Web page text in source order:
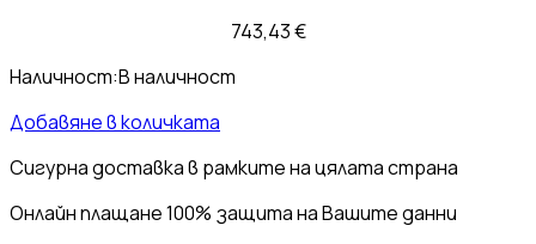
743,43€
Наличност:В наличност
Добавяне в количката
Сигурна доставкав рамките на цялата страна
Онлайн плащане100% защита на Вашите данни